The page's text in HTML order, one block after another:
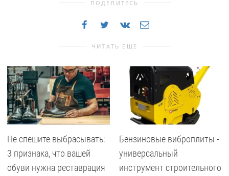
ПОДЕЛИТЕСЬ
ЧИТАТЬ ЕЩЕ
Не спешите выбрасывать:
3 признака, что вашей
обуви нужна реставрация
Бензиновые виброплиты -
универсальный
инструмент строительного